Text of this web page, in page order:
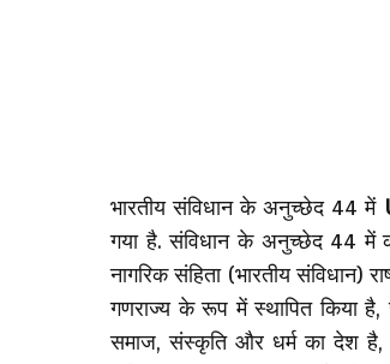
भारतीय संविधान केअनुच्छेद 44 में
गया है. संविधान के अनुच्छेद 44 में
नागरिक संहिता (भारतीय संविधान)
गणराज्य के रूप में स्थापित किया है,
समाज, संस्कृति और धर्म का देश है,